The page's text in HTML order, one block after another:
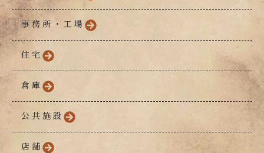
事務所・工場
住宅
倉庫
公共施設
店舗